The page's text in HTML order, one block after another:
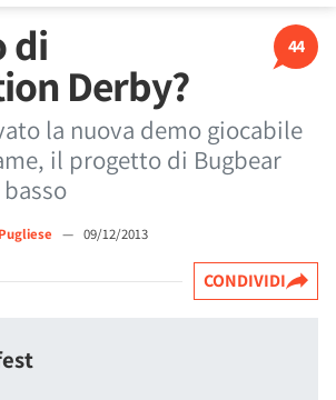
44
di
Derby?
la nuova demo giocabile
il progetto di Bugbear
— 09/12/2013
CONDIVIDI